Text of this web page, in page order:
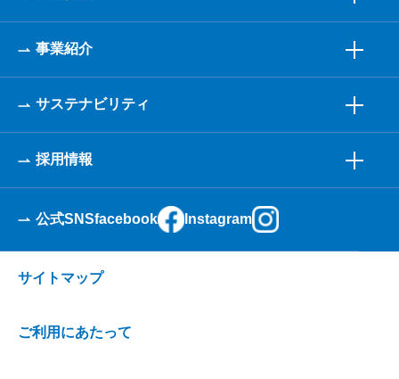
事業紹介
サステナビリティ
採用情報
公式SNSfacebook Instagram
サイトマップ
ご利用にあたって